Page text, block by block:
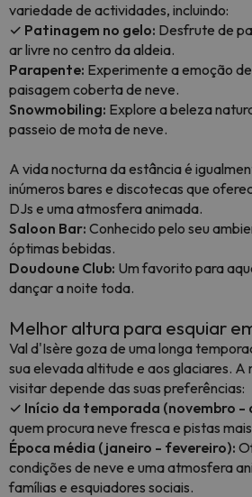
variedade de actividades, incluindo:
✓ Patinagem no gelo: Desfrute de
ar livre no centro da aldeia.
Parapente: Experimente a emoção
paisagem coberta de neve.
Snowmobiling: Explore a beleza
passeio de mota de neve.
A vida nocturna da estância é
inúmeros bares e discotecas que
DJs e uma atmosfera animada.
Saloon Bar: Conhecido pelo seu
óptimas bebidas.
Doudoune Club: Um favorito para
dançar a noite toda.
Melhor altura para esquiar
Val d'Isère goza de uma longa
sua elevada altitude e aos glaciares. A
visitar depende das suas preferências:
✓ Início da temporada (novembro -
quem procura neve fresca e pistas
Época média (janeiro - fevereiro):
condições de neve e uma atmosfera
famílias e esquiadores sociais.